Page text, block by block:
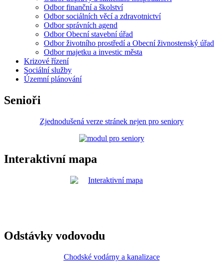
Odbor finanční a školství
Odbor sociálních věcí a zdravotnictví
Odbor správních agend
Odbor Obecní stavební úřad
Odbor životního prostředí a Obecní živnostenský úřad
Odbor majetku a investic města
Krizové řízení
Sociální služby
Územní plánování
Senioři
Zjednodušená verze stránek nejen pro seniory
Interaktivní mapa
Odstávky vodovodu
Chodské vodárny a kanalizace